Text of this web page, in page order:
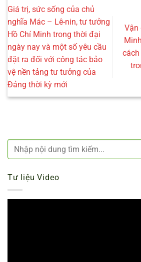
Giá trị, sức sống của chủ
nghĩa Mác – Lê-nin, tư tưởng
Hồ Chí Minh trong thời đại
ngày nay và một số yêu cầu
đặt ra đối với công tác bảo
vệ nền tảng tư tưởng của
Đảng thời kỳ mới
Vận
Tư liệu Video